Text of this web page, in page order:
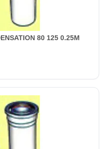
80 125 0.25M